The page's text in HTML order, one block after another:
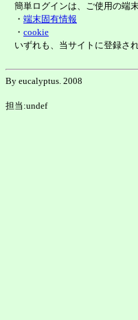
簡単ログインは、ご使用の端
・ 端末固有情報
・ cookie
いずれも、当サイトに登録さ
By eucalyptus. 2008
担当:undef